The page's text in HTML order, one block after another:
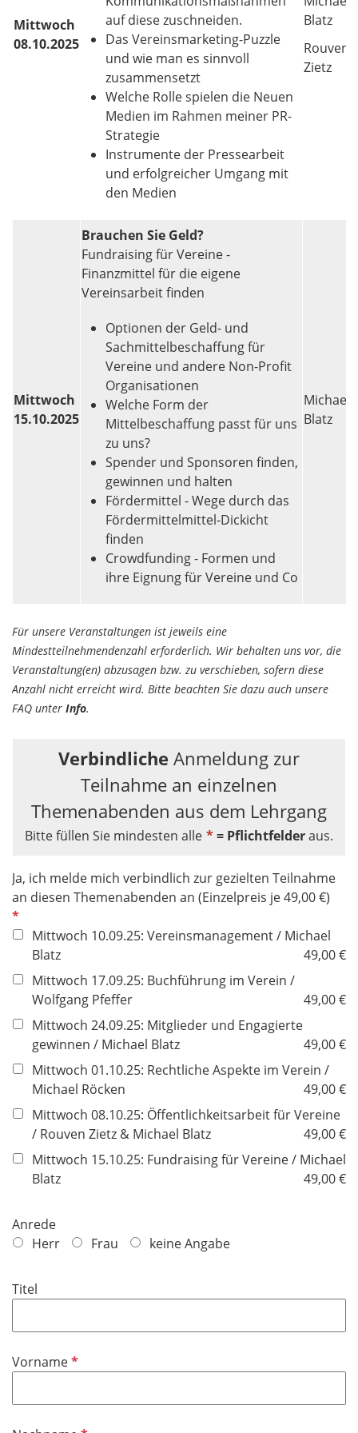
Mittwoch
08.10.2025
auf diese zuschneiden.
Das Vereinsmarketing-Puzzle
und wie man es sinnvoll
zusammensetzt
Welche Rolle spielen die Neuen
Medien im Rahmen meiner PR-
Strategie
Instrumente der Pressearbeit
und erfolgreicher Umgang mit
den Medien
Blatz
Rouven
Zietz
Mittwoch
15.10.2025
Brauchen Sie Geld?
Fundraising für Vereine -
Finanzmittel für die eigene
Vereinsarbeit finden
Optionen der Geld- und
Sachmittelbeschaffung für
Vereine und andere Non-Profit
Organisationen
Welche Form der
Mittelbeschaffung passt für uns
zu uns?
Spender und Sponsoren finden,
gewinnen und halten
Fördermittel - Wege durch das
Fördermittelmittel-Dickicht
finden
Crowdfunding - Formen und
ihre Eignung für Vereine und Co
Michael
Blatz
Für unsere Veranstaltungen ist jeweils eine
Mindestteilnehmendenzahl erforderlich. Wir behalten uns vor, die
Veranstaltung(en) abzusagen bzw. zu verschieben, sofern diese
Anzahl nicht erreicht wird. Bitte beachten Sie dazu auch unsere
FAQ unter Info.
Verbindliche Anmeldung zur
Teilnahme an einzelnen
Themenabenden aus dem Lehrgang
Bitte füllen Sie mindesten alle *= Pflichtfelderaus.
Ja, ich melde mich verbindlich zur gezielten Teilnahme
an diesen Themenabenden an (Einzelpreis je 49,00 €)
l
i
h
e
d
Mittwoch 10.09.25: Vereinsmanagement / Michael
Blatz
49,00 €
Mittwoch 17.09.25: Buchführung im Verein /
Wolfgang Pfeffer
49,00 €
Mittwoch 24.09.25: Mitglieder und Engagierte
gewinnen / Michael Blatz
49,00 €
Mittwoch 01.10.25: Rechtliche Aspekte im Verein /
Michael Röcken
49,00 €
Mittwoch 08.10.25: Öffentlichkeitsarbeit für Vereine
/ Rouven Zietz & Michael Blatz
49,00 €
Mittwoch 15.10.25: Fundraising für Vereine / Michael
Blatz
49,00 €
Anrede
Herr
Frau keine Angabe
Titel
VornameP
l